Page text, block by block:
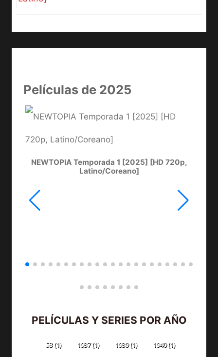
Películas de 2025
NEWTOPIA Temporada 1 [2025] [HD 720p,
Latino/Coreano]
PELÍCULAS Y SERIES POR AÑO
53(1) 1937(1) 1939(1) 1940(1)